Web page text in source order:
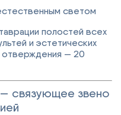
светом
полостей всех
и эстетических
— 20
связующее звено